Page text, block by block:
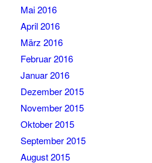
Mai 2016
April 2016
März 2016
Februar 2016
Januar 2016
Dezember 2015
November 2015
Oktober 2015
September 2015
August 2015